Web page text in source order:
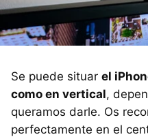
Se puede situar el
como en vertical,
queramos darle. Os
perfectamente en el